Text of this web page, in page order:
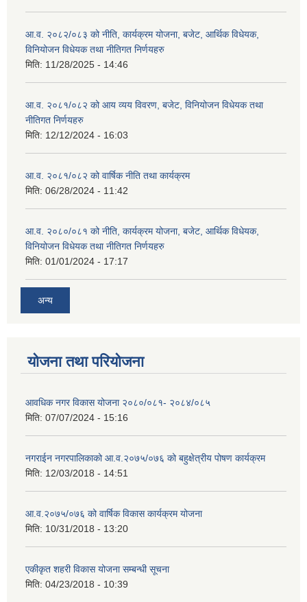
आ.व. २०८२/०८३ को नीति, कार्यक्रम योजना, बजेट, आर्थिक विधेयक,
विनियोजन विधेयक तथा नीतिगत निर्णयहरु
मिति: 11/28/2025 - 14:46
आ.व. २०८१/०८२ को आय व्यय विवरण, बजेट, विनियोजन विधेयक तथा
नीतिगत निर्णयहरु
मिति: 12/12/2024 - 16:03
आ.व. २०८१/०८२ को वार्षिक नीति तथा कार्यक्रम
मिति: 06/28/2024 - 11:42
आ.व. २०८०/०८१ को नीति, कार्यक्रम योजना, बजेट, आर्थिक विधेयक,
विनियोजन विधेयक तथा नीतिगत निर्णयहरु
मिति: 01/01/2024 - 17:17
अन्य
योजना तथा परियोजना
आवधिक नगर विकास योजना २०८०/०८१- २०८४/०८५
मिति: 07/07/2024 - 15:16
नगराईन नगरपालिकाको आ.व.२०७५/०७६ को बहुक्षेत्रीय पोषण कार्यक्रम
मिति: 12/03/2018 - 14:51
आ.व.२०७५/०७६ को वार्षिक विकास कार्यक्रम योजना
मिति: 10/31/2018 - 13:20
एकीकृत शहरी विकास योजना सम्बन्धी सूचना
मिति: 04/23/2018 - 10:39